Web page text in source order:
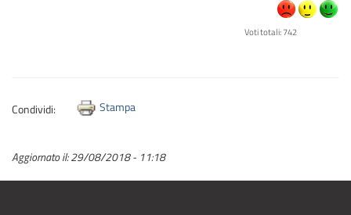
Voti totali: 742
Condividi: Stampa
Aggiornato il:29/08/2018 - 11:18